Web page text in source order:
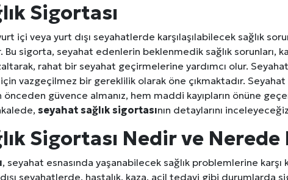
Sigortası
içi veya yurt dışı seyahatlerde karşılaşılabilecek sağlık
sigorta, seyahat edenlerin beklenmedik sağlık sorunları,
rahat bir seyahat geçirmelerine yardımcı olur.
vazgeçilmez bir gereklilik olarak öne çıkmaktadır. Seyahat
önceden güvence almanız, hem maddi kayıpların önüne
seyahat sağlık sigortasının detaylarını
Sigortası Nedir ve Nerede
, seyahat esnasında yaşanabilecek sağlık problemlerine
seyahatlerde, hastalık, kaza, acil tedavi gibi durumlarda